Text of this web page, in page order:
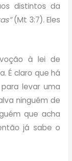
distintos da
(Mt 3:7). Eles
à lei de
É claro que há
levar uma
ninguém de
que acha
já sabe o